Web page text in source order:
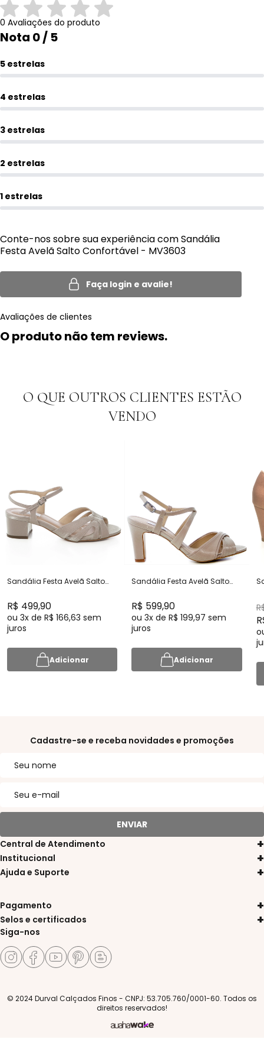
0 Avaliações do produto
Nota 0 / 5
5 estrelas
4 estrelas
3 estrelas
2 estrelas
1 estrelas
Conte-nos sobre sua experiência com Sandália
Festa Avelã Salto Confortável - MV3603
Faça login e avalie!
Avaliações de clientes
O produto não tem reviews.
O QUE OUTROS CLIENTES ESTÃO
VENDO
Sandália Festa Avelã Salto
R$ 499,90
ou 3x de R$ 166,63 sem
juros
Adicionar
Sandália Festa Avelã Salto
268D.10024
R$ 599,90
ou3x deR$ 199,97 sem
juros
Adicionar
Cadastre-se e receba novidades e promoções
ENVIAR
Central de Atendimento
11 3311-8080
11 97572-0836
Atendimento de Seg. a Sex. das 9h às 17h
Institucional
Sobre a Durval
Portal de Pedidos
Nossas Lojas
Ajuda e Suporte
Entrega
Pagamentos
Central de Atendimento
Pagamento
Selos e certificados
Siga-nos
© 2024 Durval Calçados Finos - CNPJ: 53.705.760/0001-60. Todos os
direitos reservados!